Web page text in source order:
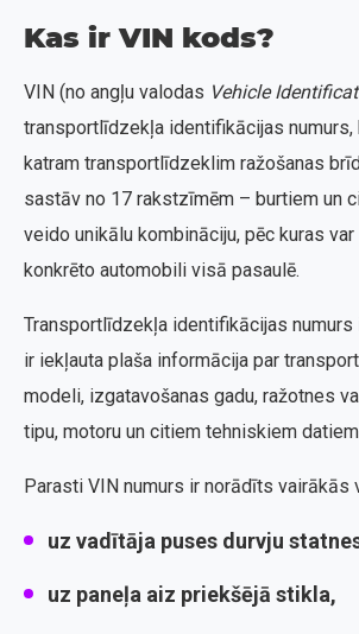
Kas ir VIN kods?
VIN (no angļu valodas Vehicle
transportlīdzekļa identifikācijas
katram transportlīdzeklim ražošanas
sastāv no 17 rakstzīmēm – burtiem un
veido unikālu kombināciju, pēc kuras
konkrēto automobili visā pasaulē.
Transportlīdzekļa identifikācijas numurs
ir iekļauta plaša informācija par
modeli, izgatavošanas gadu, ražotnes
tipu, motoru un citiem tehniskiem
Parasti VIN numurs ir norādīts vairākās
uz vadītāja puses durvju
uz paneļa aiz priekšējā stikla,